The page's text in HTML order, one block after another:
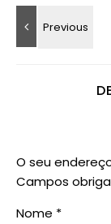
O seu
Campos
Nome *